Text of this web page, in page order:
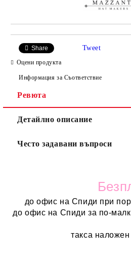
Share Tweet
Оцени продукта
Информация за Съответствие
Ревюта
Детайлно описание
Често задавани въпроси
до офис на Спиди при
до офис на Спиди за по-
такса